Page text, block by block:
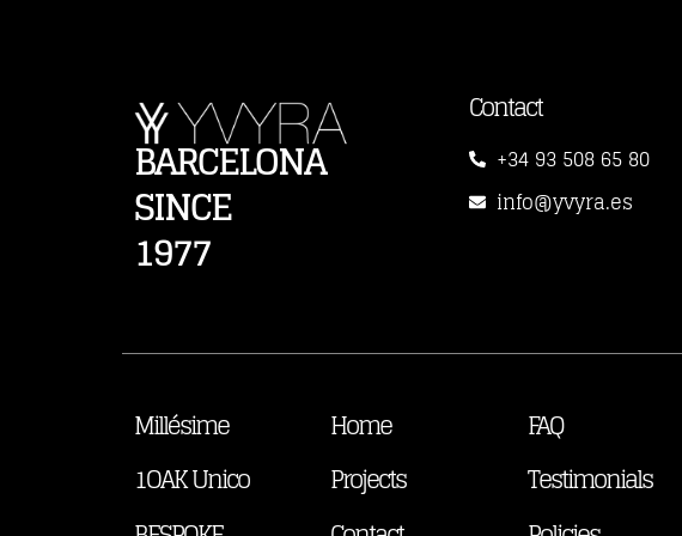
BARCELONA
SINCE
1977
Contact
+34 93 508 65 80
info@yvyra.es
Millésime
1OAK Unico
Home
Projects
FAQ
Testimonials